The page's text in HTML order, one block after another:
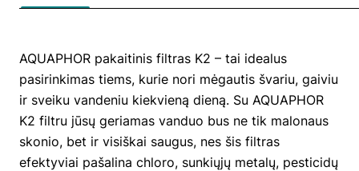
AQUAPHOR pakaitinis filtras K2 – tai idealus
pasirinkimas tiems, kurie nori mėgautis švariu, gaiviu
ir sveiku vandeniu kiekvieną dieną. Su AQUAPHOR
K2 filtru jūsų geriamas vanduo bus ne tik malonaus
skonio, bet ir visiškai saugus, nes šis filtras
efektyviai pašalina chloro, sunkiųjų metalų, pesticidų